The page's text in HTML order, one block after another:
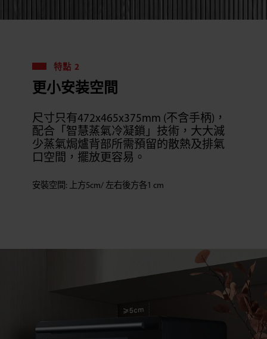
特點 2
更小安装空間
尺寸只有472x465x375mm (不含手柄)，
配合「智慧蒸氣冷凝鎖」技術，大大減
少蒸氣焗爐背部所需預留的散熱及排氣
口空間，擺放更容易。
安裝空間: 上方5cm/ 左右後方各1 cm